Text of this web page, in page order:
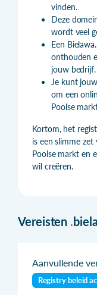
vinden.
Deze
wordt veel
Een
onthouden
jouw bedrijf.
Je kunt
om een
Poolse
Kortom, het
is een slimme
Poolse markt en
wil creëren.
Vereisten .
Aanvullende
Registry beleid